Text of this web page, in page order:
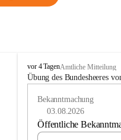
B
u
vor 4 TagenAmtliche Mitteilung
Übung des Bundesheeres
Bekanntmachung
03.08.2026
Öffentliche